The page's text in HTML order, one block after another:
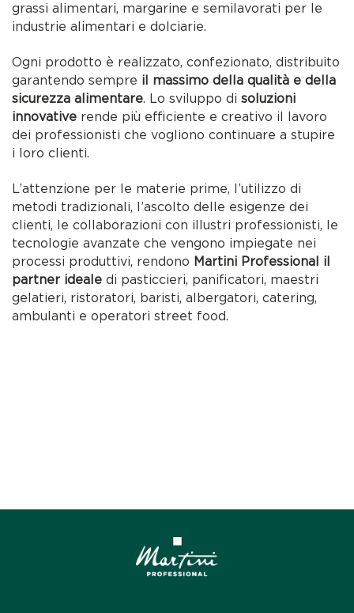
grassi alimentari, margarine e semilavorati per le
industrie alimentari e dolciarie.
Ogni prodotto è realizzato, confezionato, distribuito
garantendo sempre il massimo della qualità e della
sicurezza alimentare. Lo sviluppo disoluzioni
innovative rende più efficiente e creativo il lavoro
dei professionisti che vogliono continuare a stupire
i loro clienti.
L’attenzione per le materie prime, l’utilizzo di
metodi tradizionali, l’ascolto delle esigenze dei
clienti, le collaborazioni con illustri professionisti, le
tecnologie avanzate che vengono impiegate nei
processi produttivi, rendono Martini Professional il
partner ideale di pasticcieri, panificatori, maestri
gelatieri, ristoratori, baristi, albergatori, catering,
ambulanti e operatori street food.